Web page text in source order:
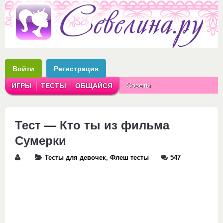
Войти Регистрация
ИГРЫ ТЕСТЫ ОБЩАЙСЯ Советы
Тест — Кто ты из фильма
Сумерки
Тесты для девочек, Флеш тесты 547